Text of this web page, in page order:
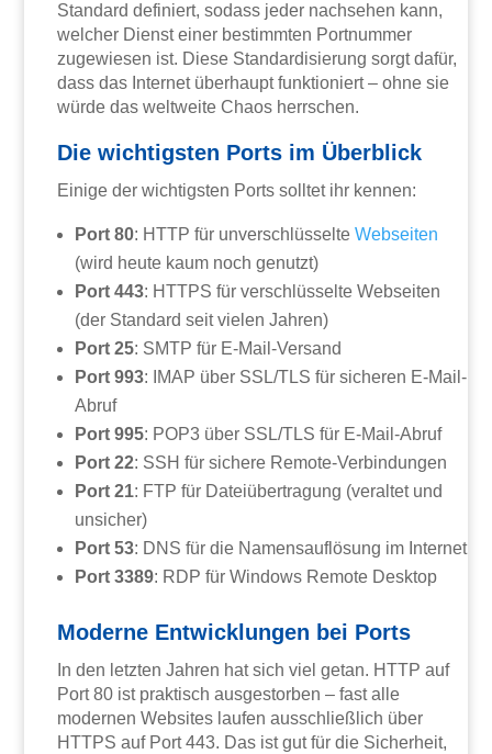
Standard definiert, sodass jeder nachsehen kann,
welcher Dienst einer bestimmten Portnummer
zugewiesen ist. Diese Standardisierung sorgt dafür,
dass das Internet überhaupt funktioniert – ohne sie
würde das weltweite Chaos herrschen.
Die wichtigsten Ports im Überblick
Einige der wichtigsten Ports solltet ihr kennen:
Port 80: HTTP für unverschlüsselteWebseiten
(wird heute kaum noch genutzt)
Port 443: HTTPS für verschlüsselte Webseiten
(der Standard seit vielen Jahren)
Port 25: SMTP für E-Mail-Versand
Port 993: IMAP über SSL/TLS für sicheren E-Mail-
Abruf
Port 995: POP3 über SSL/TLS für E-Mail-Abruf
Port 22: SSH für sichere Remote-Verbindungen
Port 21: FTP für Dateiübertragung (veraltet und
unsicher)
Port 53: DNS für die Namensauflösung im Internet
Port 3389: RDP für Windows Remote Desktop
Moderne Entwicklungen bei Ports
In den letzten Jahren hat sich viel getan. HTTP auf
Port 80 ist praktisch ausgestorben – fast alle
modernen Websites laufen ausschließlich über
HTTPS auf Port 443. Das ist gut für die Sicherheit,